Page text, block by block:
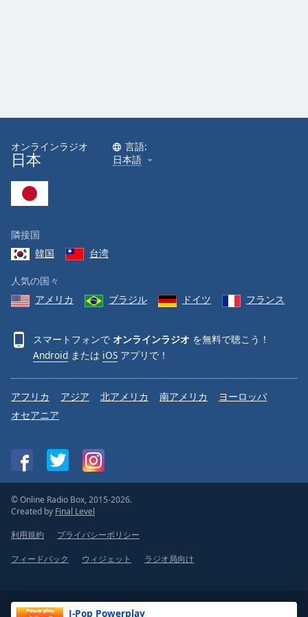
J-Pop Powerplay
オンラインラジオ
日本
言語:
日本語
隣接国
韓国
台湾
人気の国々
アメリカ
ブラジル ドイツ フランス
スマートフォンで オンラインラジオ を無料で聴こう！
Android または iOS アプリで！
アフリカ アジア 北アメリカ 南アメリカ
ヨーロッパ
オセアニア
© Online Radio Box, 2015-2026.
Created by Final Level
利用規約
プライバシーポリシー
フィードバック ウィジェット ラジオ局向け